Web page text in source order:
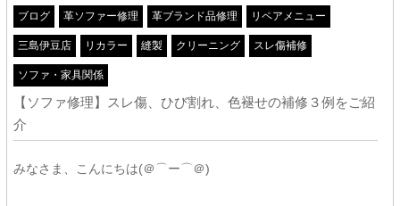
ブログ 革ソファー修理 革ブランド品修理 リペアメニュー
三島伊豆店 リカラー 縫製 クリーニング スレ傷補修
ソファ・家具関係
【ソファ修理】スレ傷、ひび割れ、色褪せの補修３例をご紹
介
みなさま、こんにちは(＠⌒ー⌒＠)